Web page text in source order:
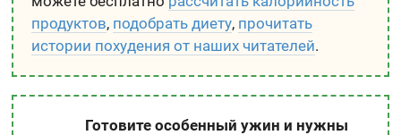
продуктов, подобрать диету, прочитать
истории похудения от наших читателей.
Готовите особенный ужин и нужны